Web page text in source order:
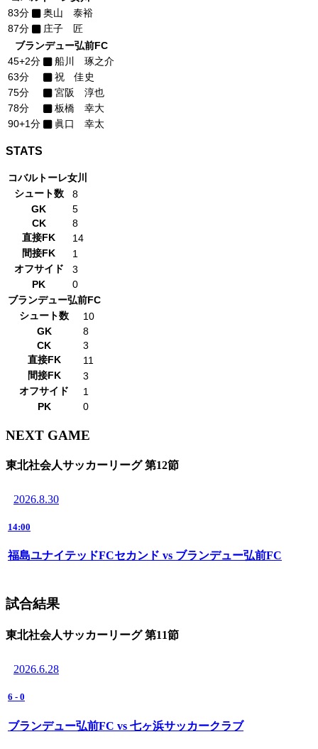
83分
奥山 泰裕
87分
庄子 匠
ブランデュー弘前FC
45+2分
船川 琢之介
63分
祝 佳史
75分
宮阪 淳也
78分
板橋 幸大
90+1分
眞口 幸太
STATS
コバルトーレ女川
シュート数
8
GK
5
CK
8
直接FK
14
間接FK
1
オフサイド
3
PK
0
ブランデュー弘前FC
シュート数
10
GK
8
CK
3
直接FK
11
間接FK
3
オフサイド
1
PK
0
NEXT GAME
東北社会人サッカーリーグ 第12節
2026.8.30
14:00
福島ユナイテッドFCセカンド vs ブランデュー弘前FC
試合結果
東北社会人サッカーリーグ 第11節
2026.6.28
6 - 0
ブランデュー弘前FC vs 七ヶ浜サッカークラブ